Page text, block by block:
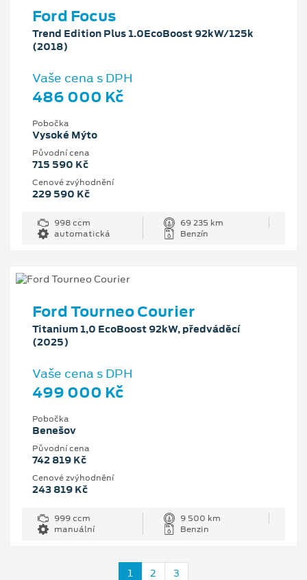
Ford Focus
Trend Edition Plus 1.0EcoBoost 92kW/125k
(2018)
Vaše cena s DPH
486 000 Kč
Pobočka
Vysoké Mýto
Původní cena
715 590 Kč
Cenové zvýhodnění
229 590 Kč
998 ccm
69 235 km
automatická
Benzín
Ford Tourneo Courier
Titanium 1,0 EcoBoost 92kW, předváděcí
(2025)
Vaše cena s DPH
499 000 Kč
Pobočka
Benešov
Původní cena
742 819 Kč
Cenové zvýhodnění
243 819 Kč
999 ccm
9 500 km
manuální
Benzin
1 2 3